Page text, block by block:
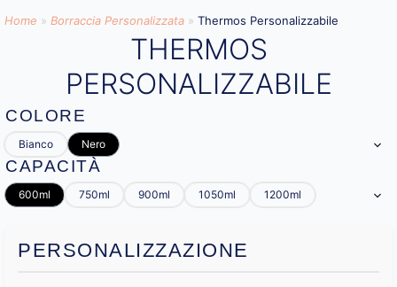
Home » Borraccia Personalizzata​ » Thermos Personalizzabile
THERMOS
PERSONALIZZABILE
COLORE
Bianco Nero
CAPACITÀ
600ml 750ml 900ml 1050ml 1200ml
PERSONALIZZAZIONE